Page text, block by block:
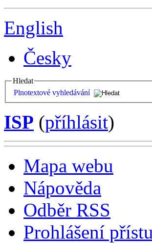
English
Česky
Hledat
Plnotextové vyhledávání
ISP (příhlásit)
Mapa webu
Nápověda
Odběr RSS
Prohlášení